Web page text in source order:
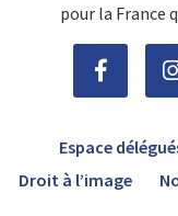
pour la France
Espace
Droit à l’image